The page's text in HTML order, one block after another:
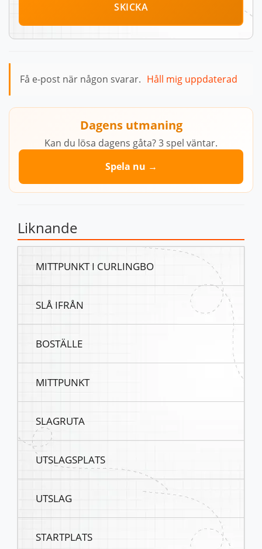
SKICKA
Få e-post när någon svarar. Håll mig uppdaterad
Dagens utmaning
Kan du lösa dagens gåta? 3 spel väntar.
Spela nu →
Liknande
MITTPUNKT I CURLINGBO
SLÅ IFRÅN
BOSTÄLLE
MITTPUNKT
SLAGRUTA
UTSLAGSPLATS
UTSLAG
STARTPLATS